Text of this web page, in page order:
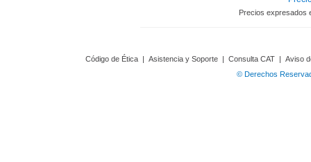
Precios expresados
Código de Ética | Asistencia y Soporte | Consulta CAT | Aviso
© Derechos